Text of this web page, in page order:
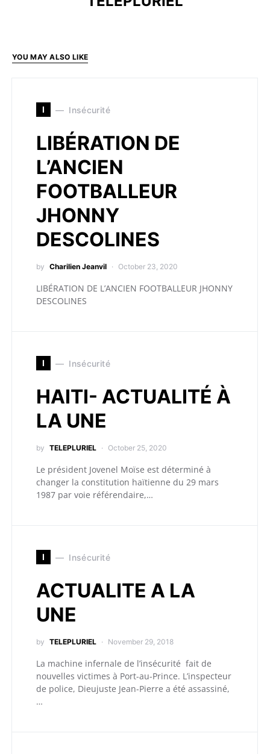
YOU MAY ALSO LIKE
I Insécurité
LIBÉRATION DE
L’ANCIEN
FOOTBALLEUR
JHONNY
DESCOLINES
by Charilien Jeanvil October 23, 2020
LIBÉRATION DE L’ANCIEN FOOTBALLEUR JHONNY
DESCOLINES
I Insécurité
HAITI- ACTUALITÉ À
LA UNE
by TELEPLURIEL October 25, 2020
Le président Jovenel Moïse est déterminé à
changer la constitution haïtienne du 29 mars
1987 par voie référendaire,…
I Insécurité
ACTUALITE A LA
UNE
by TELEPLURIEL November 29, 2018
La machine infernale de l’insécurité fait de
nouvelles victimes à Port-au-Prince. L’inspecteur
de police, Dieujuste Jean-Pierre a été assassiné,
…